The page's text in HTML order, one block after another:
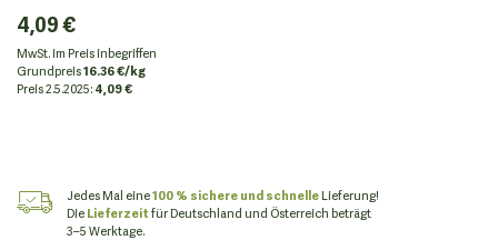
4,09 €
MwSt. im Preis inbegriffen
Grundpreis16.36 €/kg
Preis2.5.2025:4,09 €
Jedes Mal eine100 % sichere und schnelleLieferung!
DieLieferzeitfür Deutschland und Österreich beträgt
3–5 Werktage.